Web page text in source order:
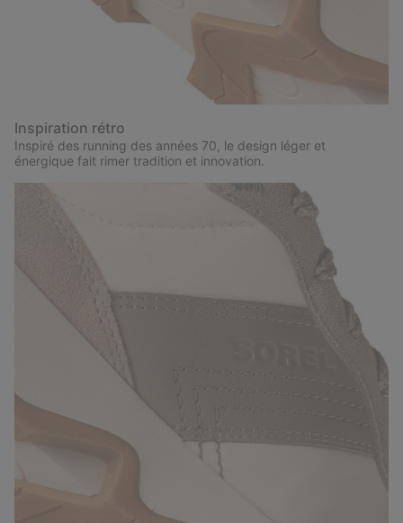
Inspiration rétro
Inspiré des running des années 70, le design léger et
énergique fait rimer tradition et innovation.